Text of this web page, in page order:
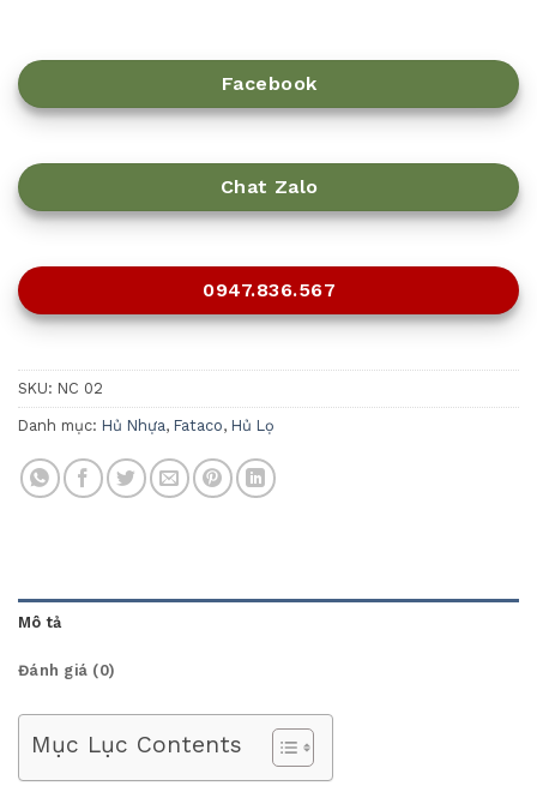
Facebook
Chat Zalo
0947.836.567
SKU: NC 02
Danh mục: Hủ Nhựa, Fataco, Hủ Lọ
Mô tả
Đánh giá (0)
Mục Lục Contents